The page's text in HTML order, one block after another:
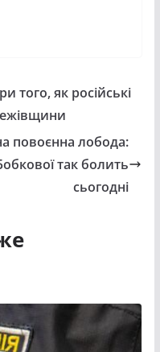
того, як російські
повоєнна лобода:
так болить
сьогодні